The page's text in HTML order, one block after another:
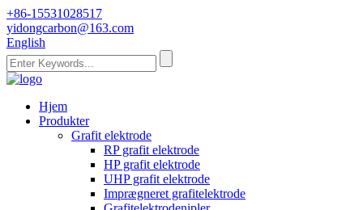
+86-15531028517
yidongcarbon@163.com
English
Hjem
Produkter
Grafit elektrode
RP grafit elektrode
HP grafit elektrode
UHP grafit elektrode
Imprægneret grafitelektrode